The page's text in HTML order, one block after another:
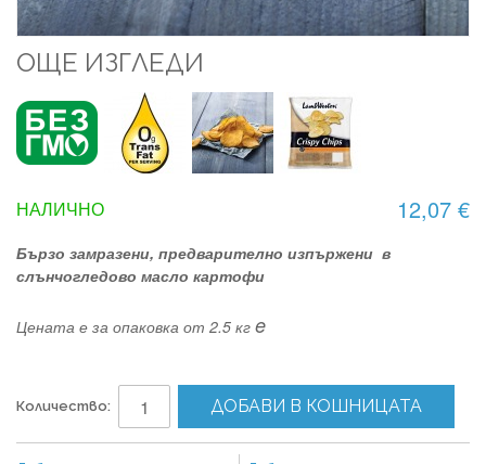
ОЩЕ ИЗГЛЕДИ
12,07 €
НАЛИЧНО
Бързо замразени, предварително изпържени в
слънчогледово масло картофи
Цената е за опаковка от 2.5 кг e
Количество: ДОБАВИ В КОШНИЦАТА